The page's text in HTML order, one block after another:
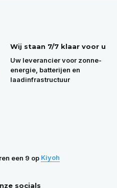
Wij staan 7/7 klaar voor u
Uw leverancier voor zonne-
energie, batterijen en
laadinfrastructuur
een 9 op Kiyoh
socials